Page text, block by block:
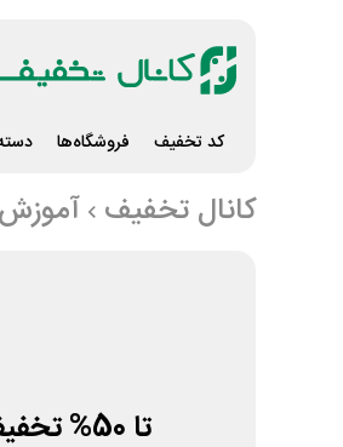
کد تخفیف فروشگاه‌ها
کانال تخفیف
تا 50% تخفیف کلاس های آنلاین کافه تدریس